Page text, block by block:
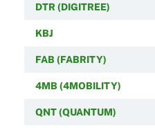
DTR (DIGITREE)
KBJ
FAB (FABRITY)
4MB (4MOBILITY)
QNT (QUANTUM)